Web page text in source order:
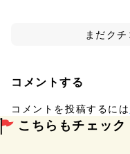
まだク
コメントする
コメントを投稿するには
こちらもチェック